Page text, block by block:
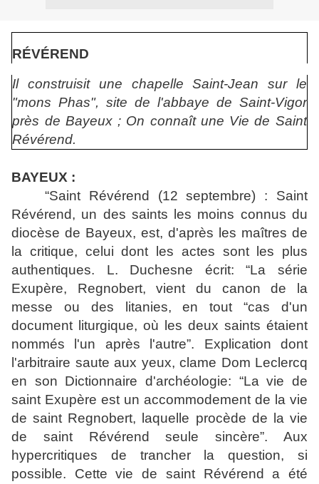
RÉVÉREND
Il construisit une chapelle Saint-Jean sur le
"mons Phas", site de l'abbaye de Saint-Vigor
près de Bayeux ; On connaît une Vie de Saint
Révérend.
BAYEUX :
“Saint Révérend (12 septembre) : Saint
Révérend, un des saints les moins connus du
diocèse de Bayeux, est, d'après les maîtres de
la critique, celui dont les actes sont les plus
authentiques. L. Duchesne écrit: “La série
Exupère, Regnobert, vient du canon de la
messe ou des litanies, en tout “cas d'un
document liturgique, où les deux saints étaient
nommés l'un après l'autre”. Explication dont
l'arbitraire saute aux yeux, clame Dom Leclercq
en son Dictionnaire d'archéologie: “La vie de
saint Exupère est un accommodement de la vie
de saint Regnobert, laquelle procède de la vie
de saint Révérend seule sincère”. Aux
hypercritiques de trancher la question, si
possible. Cette vie de saint Révérend a été